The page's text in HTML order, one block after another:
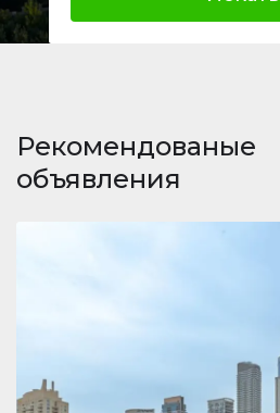
Рекомендованые
объявления